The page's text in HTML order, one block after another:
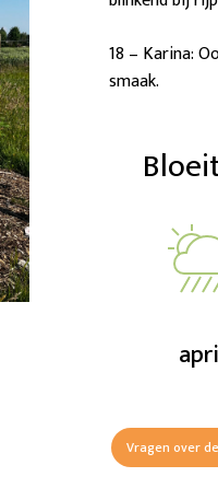
18 – Karina:
smaak.
Vragen over